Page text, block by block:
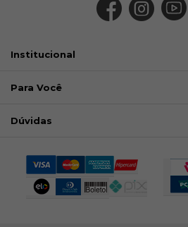
Institucional
Para Você
Dúvidas